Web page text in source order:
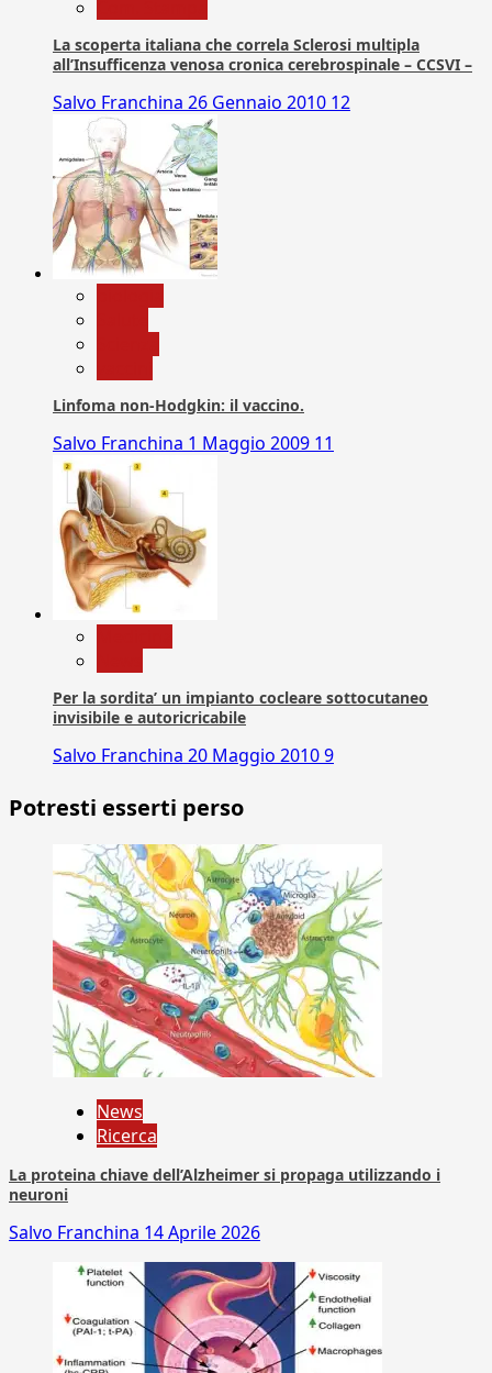
La scoperta italiana che correla Sclerosi multipla
all’Insufficenza venosa cronica cerebrospinale – CCSVI –
Salvo Franchina 26 Gennaio 2010 12
Linfoma non-Hodgkin: il vaccino.
Salvo Franchina 1 Maggio 2009 11
Per la sordita’ un impianto cocleare sottocutaneo
invisibile e autoricricabile
Salvo Franchina 20 Maggio 20109
Potresti esserti perso
News
Ricerca
La proteina chiave dell’Alzheimer si propaga utilizzando i
neuroni
Salvo Franchina 14 Aprile 2026